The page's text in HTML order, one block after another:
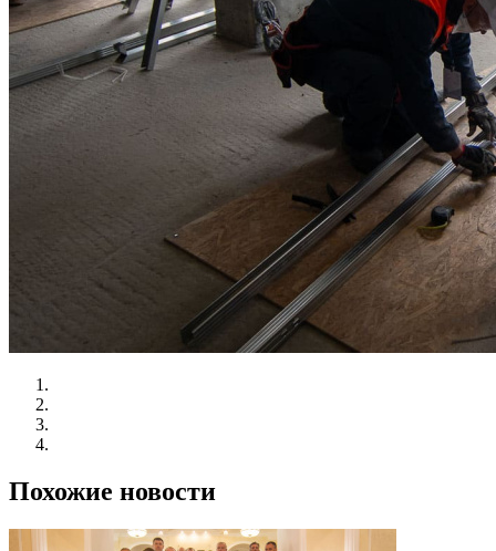
Похожие новости